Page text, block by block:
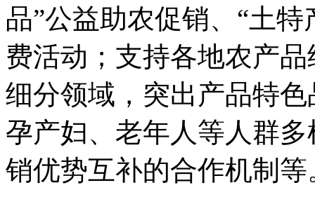
品”公益助农促销、“土
费活动；支持各地农产
细分领域，突出产品特
孕产妇、老年人等人群
销优势互补的合作机制等